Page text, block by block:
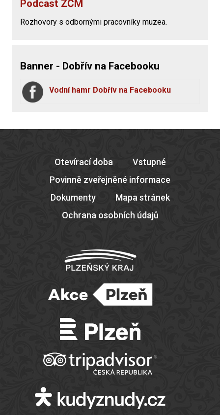
Podcast ZČM
Rozhovory s odbornými pracovníky muzea.
Banner - Dobřív na Facebooku
Vodní hamr Dobřív na Facebooku
Otevírací doba
Vstupné
Povinně zveřejněné informace
Dokumenty
Mapa stránek
Ochrana osobních údajů